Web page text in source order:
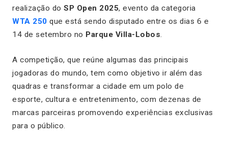
realização do SP Open 2025, evento da categoria
WTA 250 que está sendo disputado entre os dias 6 e
14 de setembro no Parque Villa-Lobos
A competição, que reúne algumas das principais
jogadoras do mundo, tem como objetivo ir além das
quadras e transformar a cidade em um polo de
esporte, cultura e entretenimento, com dezenas de
marcas parceiras promovendo experiências exclusivas
para o público.